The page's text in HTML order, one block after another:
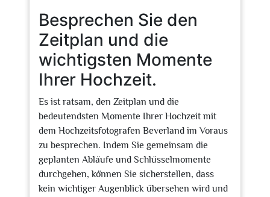
Besprechen Sie den
Zeitplan und die
wichtigsten Momente
Ihrer Hochzeit.
Es ist ratsam, den Zeitplan und die
bedeutendsten Momente Ihrer Hochzeit mit
dem Hochzeitsfotografen Beverland im Voraus
zu besprechen. Indem Sie gemeinsam die
geplanten Abläufe und Schlüsselmomente
durchgehen, können Sie sicherstellen, dass
kein wichtiger Augenblick übersehen wird und